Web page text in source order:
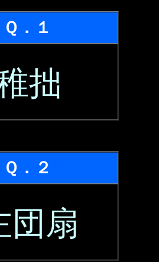
Ｑ．１
拙
Ｑ．２
団扇